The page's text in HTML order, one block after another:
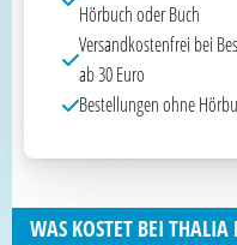
Hörbuch oder Buch
Versandkostenfrei bei
ab 30 Euro
Bestellungen ohne
WAS KOSTET BEI THALIA